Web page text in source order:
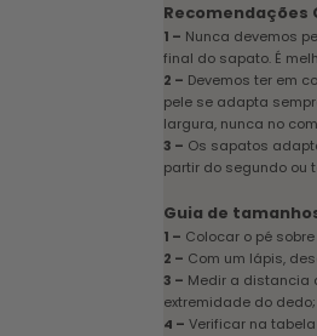
Recomendações
1 – Nunca devemos
final do sapato. É
2 – Devemos ter em
pele se adapta
largura, nunca no
3 – Os sapatos
partir do segundo ou
Guia de
1 – Colocar o pé
2 – Com um lápis,
3 – Medir a distancia
extremidade do dedo;
4 – Verificar na